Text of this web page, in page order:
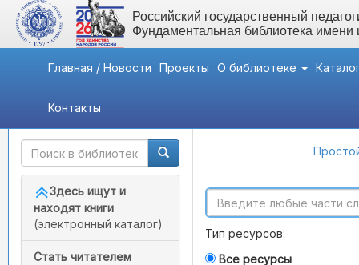
Российский государственный
Фундаментальная библиотека
Главная / Новости Проекты О библиотеке
Контакты
Быстрый доступ
Здесь ищут и
находят книги
(электронный каталог)
Стать читателем
Тип ресурсов:
Все ресурсы